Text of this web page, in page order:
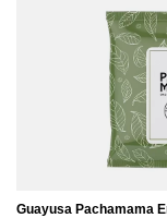
Guayusa Pachamama